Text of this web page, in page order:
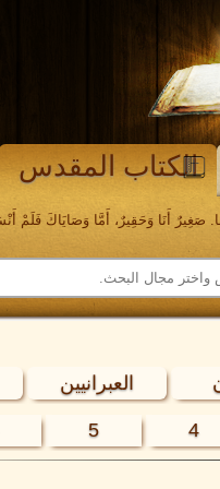
الكتاب المقدس
وَحَقِيرٌ، أَمَّا وَصَايَاكَ فَلَمْ أَنْسَهَا. مزمور
العبرانيين
4
5